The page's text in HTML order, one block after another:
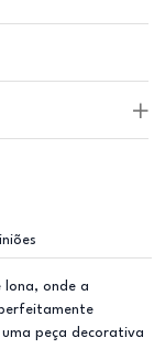
lona, onde a
peça decorativa